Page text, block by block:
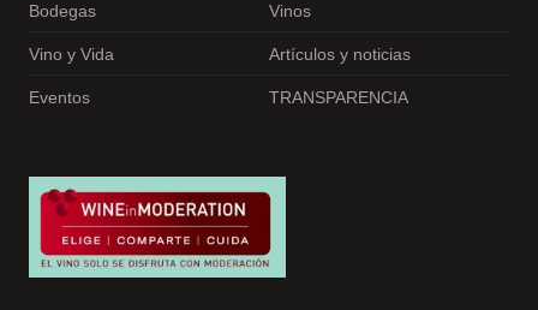
Bodegas Vinos
Vino y Vida Artículos y noticias
Eventos TRANSPARENCIA